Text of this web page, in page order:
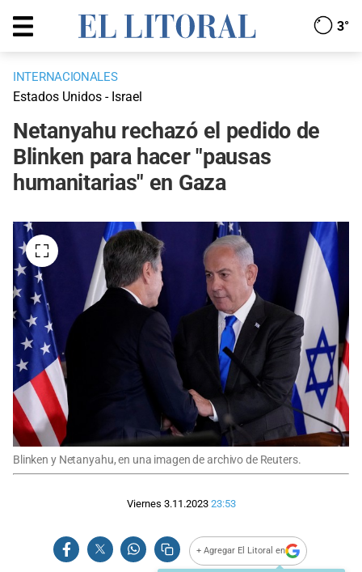
3°
INTERNACIONALES
Estados Unidos - Israel
Netanyahu rechazó el pedido de
Blinken para hacer "pausas
humanitarias" en Gaza
Blinken y Netanyahu, en una imagen de archivo de Reuters.
Viernes 3.11.2023 23:53
+ Agregar El Litoral en